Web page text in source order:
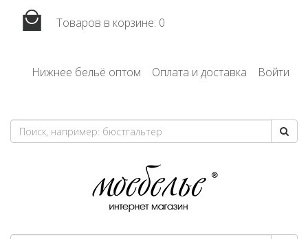
Товаров в корзине: 0
Нижнее бельё оптом Оплата и доставка Войти